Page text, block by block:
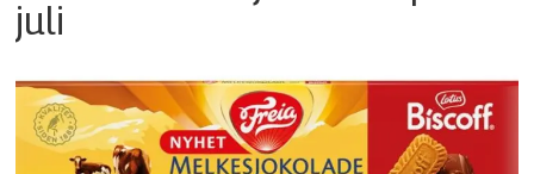
juli